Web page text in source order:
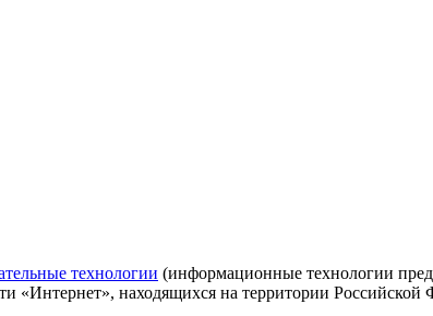
технологии (информационные технологии
«Интернет», находящихся на территории Российской